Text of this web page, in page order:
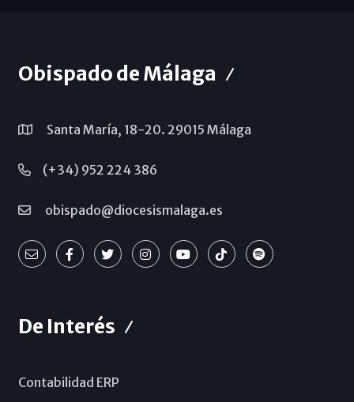
Obispado de Málaga
Santa María, 18-20. 29015 Málaga
(+34) 952 224 386
obispado@diocesismalaga.es
De Interés
Contabilidad ERP